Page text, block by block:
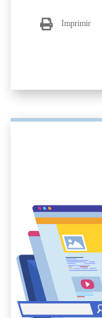
Imprimir